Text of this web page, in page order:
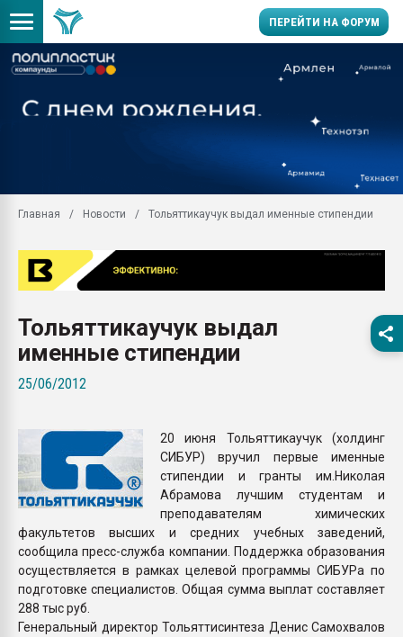
ПЕРЕЙТИ НА ФОРУМ
заводу пластмасс"
Помощь в подборе
Вакуум-формовочные
первый план в
бутылок
ПЕРЕЙТИ НА
Главная Новости Тольяттикаучук выдал именные стипендии
Тольяттикаучук выдал
именные стипендии
25/06/2012
20 июня Тольяттикаучук (холдинг
СИБУР) вручил первые именные
стипендии и гранты им.Николая
Абрамова лучшим студентам и
преподавателям химических
факультетов высших и средних учебных заведений,
сообщила пресс-служба компании. Поддержка образования
осуществляется в рамках целевой программы СИБУРа по
подготовке специалистов. Общая сумма выплат составляет
288 тыс руб.
Генеральный директор Тольяттисинтеза Денис Самохвалов